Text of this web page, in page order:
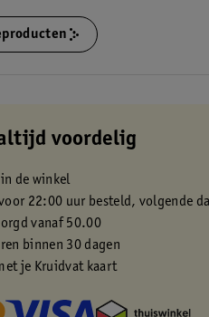
voordelig
de winkel
22:00 uur besteld, volgende
vanaf 50.00
binnen 30 dagen
je Kruidvat kaart